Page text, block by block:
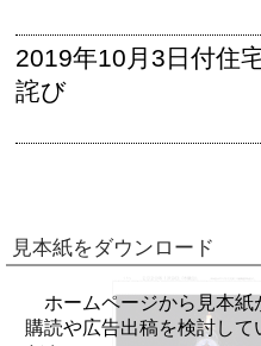
2019年10月3日付住
詫び
見本紙をダウンロード
ホームページから見本
購読や広告出稿を検討して